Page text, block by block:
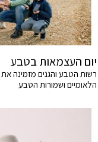
יום העצמאות בטבע
רשות הטבע והגנים מזמינה את
הלאומיים ושמורות הטבע